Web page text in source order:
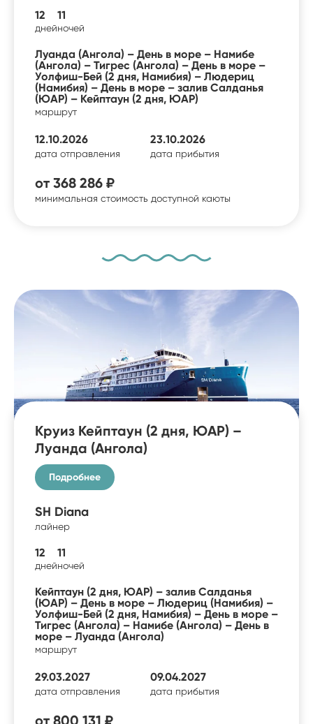
12
дней
11
ночей
Луанда (Ангола) – День в море – Намибе
(Ангола) – Тигрес (Ангола) – День в море –
Уолфиш-Бей (2 дня, Намибия) – Людериц
(Намибия) – День в море – залив Салданья
(ЮАР) – Кейптаун (2 дня, ЮАР)
маршрут
12.10.2026
дата отправления
23.10.2026
дата прибытия
от 368 286 ₽
минимальная стоимость доступной каюты
Круиз Кейптаун (2 дня, ЮАР) –
Луанда (Ангола)
Подробнее
SH Diana
лайнер
12
дней
11
ночей
Кейптаун (2 дня, ЮАР) – залив Салданья
(ЮАР) – День в море – Людериц (Намибия) –
Уолфиш-Бей (2 дня, Намибия) – День в море –
Тигрес (Ангола) – Намибе (Ангола) – День в
море – Луанда (Ангола)
маршрут
29.03.2027
дата отправления
09.04.2027
дата прибытия
от 800 131 ₽